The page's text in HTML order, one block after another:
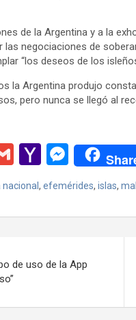
de la Argentina y a la
negociaciones de
“los deseos de los
la Argentina produjo
pero nunca se llegó al
G
m
ail
Y
a
h
o
M
M
es
se
n
er
nacional, efemérides, islas,
de uso de la App